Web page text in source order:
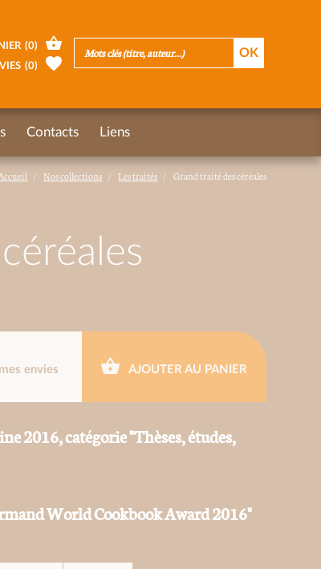
Nos collections Les traités Grand traité des céréales
envies AJOUTER AU PANIER
2016, catégorie "Thèses, études,
World Cookbook Award 2016"
(0)
(0)
Contacts Liens